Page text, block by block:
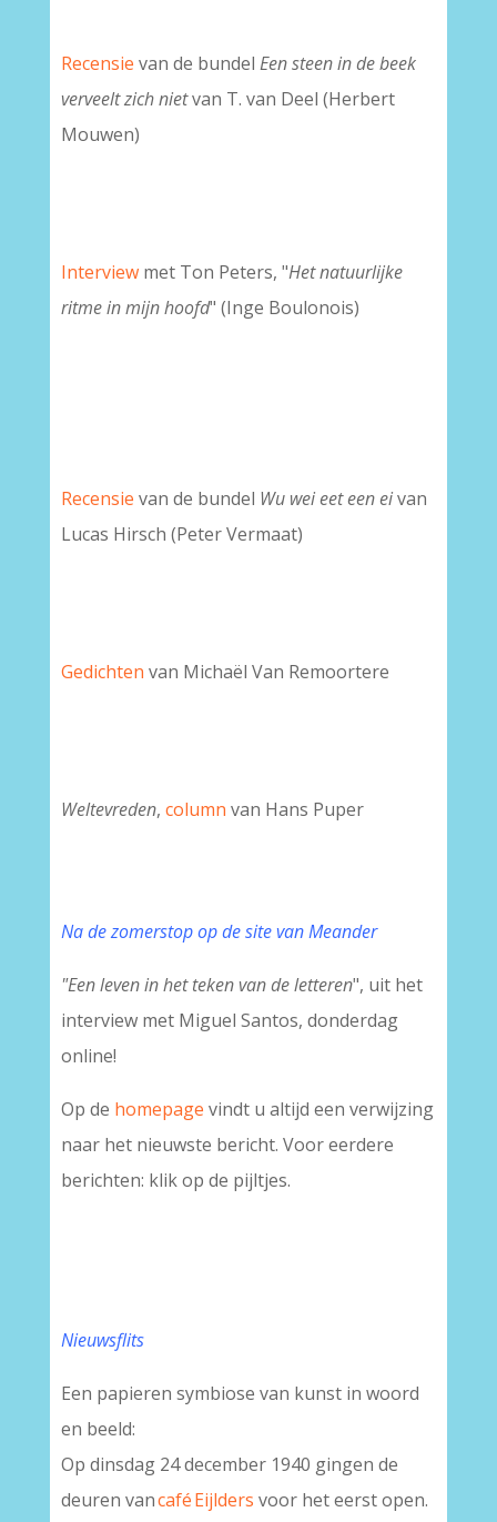
Recensie van de bundel Een steen in de beek
verveelt zich nietvan T. van Deel (Herbert
Mouwen)
Interviewmet Ton Peters, "Het natuurlijke
ritme in mijn hoofd" (Inge Boulonois)
Recensie van de bundel Wu wei eet een eivan
Lucas Hirsch (Peter Vermaat)
Gedichten van Michaël Van Remoortere
Weltevreden, column van Hans Puper
Na de zomerstop op de site van Meander
"Een leven in het teken van de letteren", uit het
interview met Miguel Santos, donderdag
online!
Op de homepage vindt u altijd een verwijzing
naar het nieuwste bericht. Voor eerdere
berichten: klik op de pijltjes.
Nieuwsflits
Een papieren symbiose van kunst in woord
en beeld:
Op dinsdag 24 december 1940 gingen de
deuren vancafé Eijlders voor het eerst open.